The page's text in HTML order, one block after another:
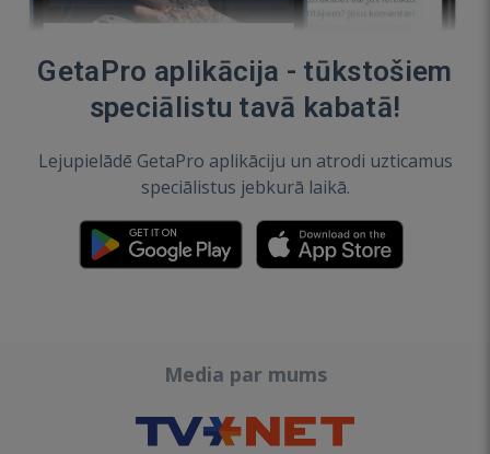
GetaPro aplikācija - tūkstošiem
speciālistu tavā kabatā!
Lejupielādē GetaPro aplikāciju un atrodi uzticamus
speciālistus jebkurā laikā.
Media par mums